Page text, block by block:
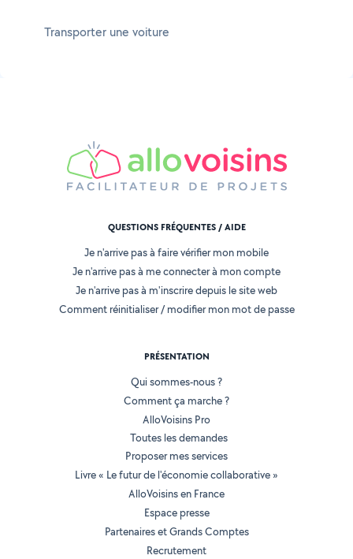
Transporter une voiture
QUESTIONS FRÉQUENTES / AIDE
Je n'arrive pas à faire vérifier mon mobile
Je n'arrive pas à me connecter à mon compte
Je n'arrive pas à m'inscrire depuis le site web
Comment réinitialiser / modifier mon mot de passe
PRÉSENTATION
Qui sommes-nous ?
Comment ça marche ?
AlloVoisins Pro
Toutes les demandes
Proposer mes services
Livre « Le futur de l'économie collaborative »
AlloVoisins en France
Espace presse
Partenaires et Grands Comptes
Recrutement